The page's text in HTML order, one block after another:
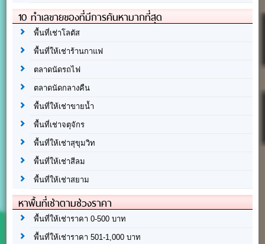
10 ทำเลขายของที่มีการค้นหามากที่สุด
พื้นที่เช่าโลตัส
พื้นที่ให้เช่าร้านกาแฟ
ตลาดนัดรถไฟ
ตลาดนัดกลางคืน
พื้นที่ให้เช่าขายน้ำ
พื้นที่เช่าจตุจักร
พื้นที่ให้เช่าสุขุมวิท
พื้นที่ให้เช่าสีลม
พื้นที่ให้เช่าสยาม
หาพื้นที่เช่าตามช่วงราคา
พื้นที่ให้เช่าราคา 0-500 บาท
พื้นที่ให้เช่าราคา 501-1,000 บาท